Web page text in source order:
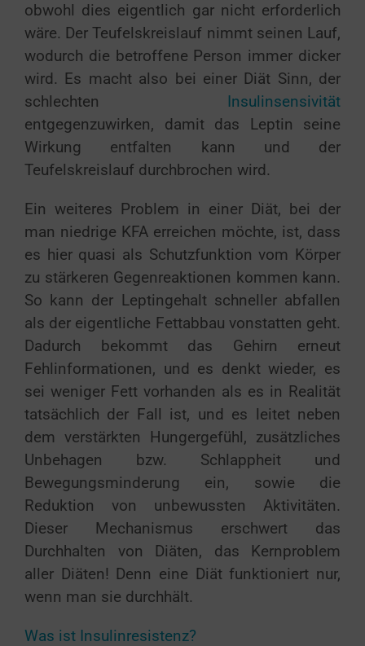
obwohl dies eigentlich gar nicht erforderlich
wäre. Der Teufelskreislauf nimmt seinen Lauf,
wodurch die betroffene Person immer dicker
wird. Es macht also bei einer Diät Sinn, der
schlechten Insulinsensivität
entgegenzuwirken, damit das Leptin seine
Wirkung entfalten kann und der
Teufelskreislauf durchbrochen wird.
Ein weiteres Problem in einer Diät, bei der
man niedrige KFA erreichen möchte, ist, dass
es hier quasi als Schutzfunktion vom Körper
zu stärkeren Gegenreaktionen kommen kann.
So kann der Leptingehalt schneller abfallen
als der eigentliche Fettabbau vonstatten geht.
Dadurch bekommt das Gehirn erneut
Fehlinformationen, und es denkt wieder, es
sei weniger Fett vorhanden als es in Realität
tatsächlich der Fall ist, und es leitet neben
dem verstärkten Hungergefühl, zusätzliches
Unbehagen bzw. Schlappheit und
Bewegungsminderung ein, sowie die
Reduktion von unbewussten Aktivitäten.
Dieser Mechanismus erschwert das
Durchhalten von Diäten, das Kernproblem
aller Diäten! Denn eine Diät funktioniert nur,
wenn man sie durchhält.
Was ist Insulinresistenz?